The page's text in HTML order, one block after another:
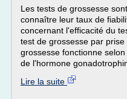
Les tests de grossesse
connaître leur taux de
concernant l'efficacité du
test de grossesse par
grossesse fonctionne
de l'hormone
Lire la suite